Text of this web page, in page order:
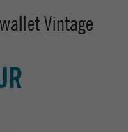
Vintage